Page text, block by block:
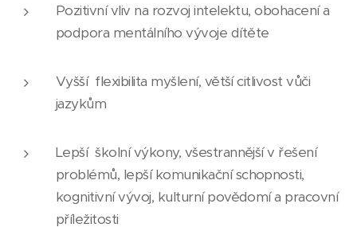
Pozitivní vliv na rozvoj intelektu, obohacení a
podpora mentálního vývoje dítěte
Vyšší flexibilita myšlení, větší citlivost vůči
jazykům
Lepší školní výkony, všestrannější v řešení
problémů, lepší komunikační schopnosti,
kognitivní vývoj, kulturní povědomí a pracovní
příležitosti